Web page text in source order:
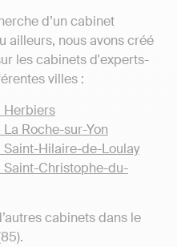
d’un cabinet
ailleurs, nous avons créé
les cabinets d'experts-
villes :
Herbiers
Roche-sur-Yon
Hilaire-de-Loulay
Christophe-du-
cabinets dans le